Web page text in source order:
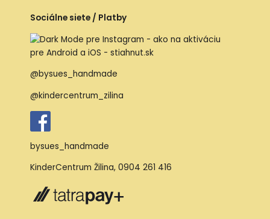
Sociálne siete / Platby
@bysues_handmade
@kindercentrum_zilina
bysues_handmade
KinderCentrum Žilina, 0904 261 416